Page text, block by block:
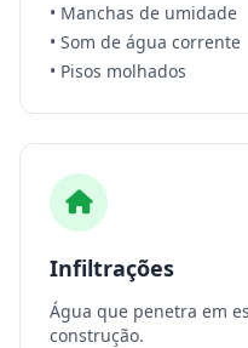
• Manchas de umidade
• Som de água corrente
• Pisos molhados
Infiltrações
Água que penetra em
construção.